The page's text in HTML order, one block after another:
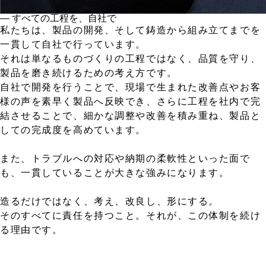
― すべての工程を、自社で
私たちは、製品の開発、そして鋳造から組み立てまでを
一貫して自社で行っています。
それは単なるものづくりの工程ではなく、品質を守り、
製品を磨き続けるための考え方です。
自社で開発を行うことで、現場で生まれた改善点やお客
様の声を素早く製品へ反映でき、さらに工程を社内で完
結させることで、細かな調整や改善を積み重ね、製品と
しての完成度を高めています。
また、トラブルへの対応や納期の柔軟性といった面で
も、一貫していることが大きな強みになります。
造るだけではなく、考え、改良し、形にする。
そのすべてに責任を持つこと。それが、この体制を続け
る理由です。